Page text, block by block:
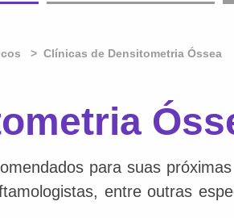
Clínicas de Densitometria Óssea
para suas
entre outras